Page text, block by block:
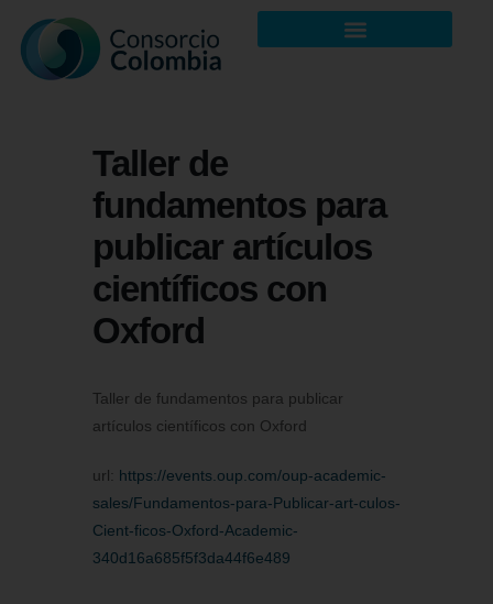
Taller de
fundamentos para
publicar artículos
científicos con
Oxford
Taller de fundamentos para publicar
artículos científicos con Oxford
url: https://events.oup.com/oup-academic-
sales/Fundamentos-para-Publicar-art-culos-
Cient-ficos-Oxford-Academic-
340d16a685f5f3da44f6e489